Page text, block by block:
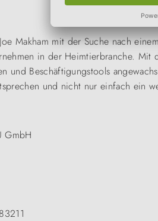
Makham mit der Suche nach
in der Heimtierbranche.
und Beschäftigungstools
und nicht nur einfach ein
GmbH